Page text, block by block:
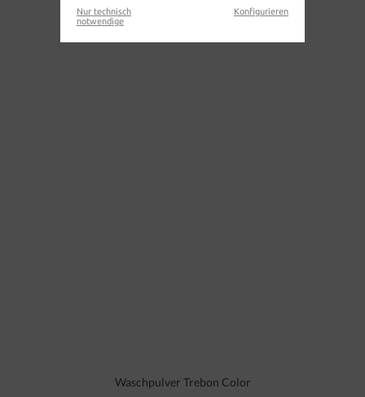
Waschpulver Trebon Color
Nur technisch
notwendige
Konfigurieren